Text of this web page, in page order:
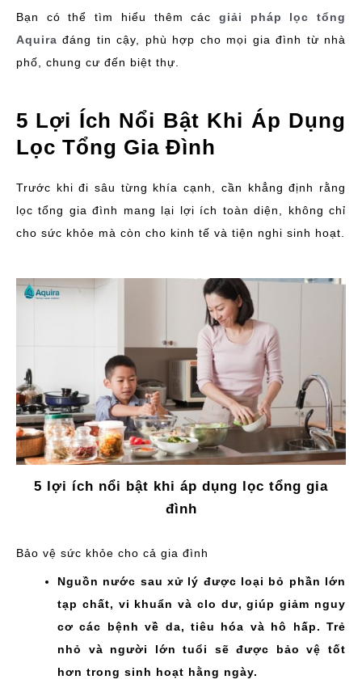
Bạn có thể tìm hiểu thêm các giải pháp lọc tổng
Aquira đáng tin cậy, phù hợp cho mọi gia đình từ nhà
phố, chung cư đến biệt thự.
5 Lợi Ích Nổi Bật Khi Áp Dụng
Lọc Tổng Gia Đình
Trước khi đi sâu từng khía cạnh, cần khẳng định rằng
lọc tổng gia đình mang lại lợi ích toàn diện, không chỉ
cho sức khỏe mà còn cho kinh tế và tiện nghi sinh hoạt.
5 lợi ích nổi bật khi áp dụng lọc tổng gia
đình
Bảo vệ sức khỏe cho cả gia đình
Nguồn nước sau xử lý được loại bỏ phần lớn
tạp chất, vi khuẩn và clo dư, giúp giảm nguy
cơ các bệnh về da, tiêu hóa và hô hấp. Trẻ
nhỏ và người lớn tuổi sẽ được bảo vệ tốt
hơn trong sinh hoạt hằng ngày.